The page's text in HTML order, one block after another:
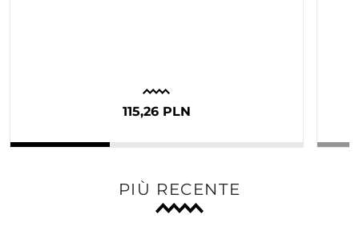
115,26 PLN
PIÙ RECENTE